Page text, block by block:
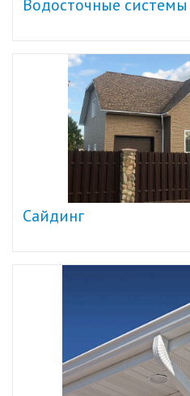
Водосточные системы
Сайдинг